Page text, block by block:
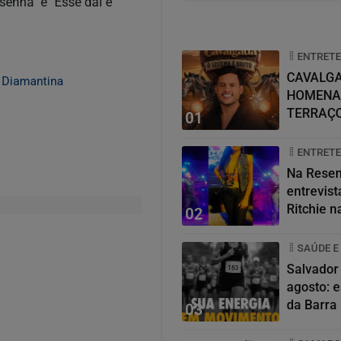
01
02
Na
Ritchie
03
SAÚDE
agosto:
da Barra